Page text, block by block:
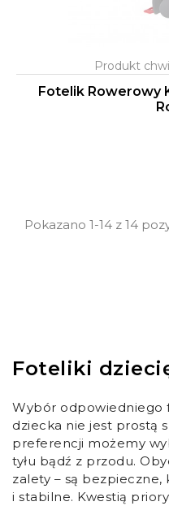
Fotelik Rowerowy
Pokazano 1-14 z 14
Foteliki
Wybór odpowiedniego
dziecka nie jest prostą
preferencji możemy
tyłu bądź z przodu.
zalety – są
i stabilne. Kwestią